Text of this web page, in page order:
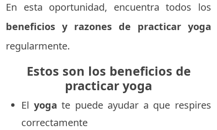
En esta oportunidad, encuentra todos los
beneficios y razones de practicar yoga
regularmente.
Estos son los beneficios de
practicar yoga
El yogate puede ayudar a que respires
correctamente